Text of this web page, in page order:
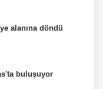
alanına döndü
buluşuyor